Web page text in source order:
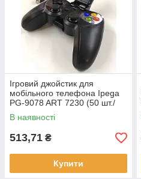
Ігровий джойстик для
мобільного телефона Ipega
PG-9078 ART 7230 (50 шт./
ясть)
В наявності
513,71 ₴
Купити